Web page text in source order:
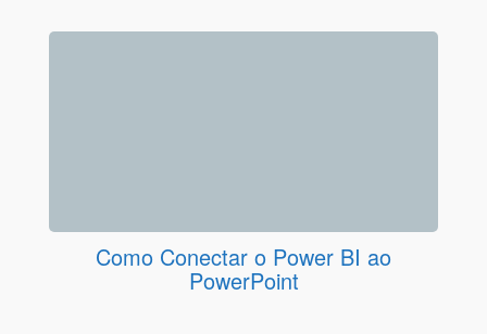
Como Conectar o Power BI ao
PowerPoint